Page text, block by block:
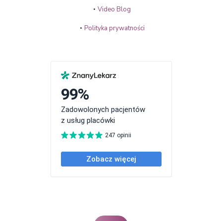
Video Blog
Polityka prywatności